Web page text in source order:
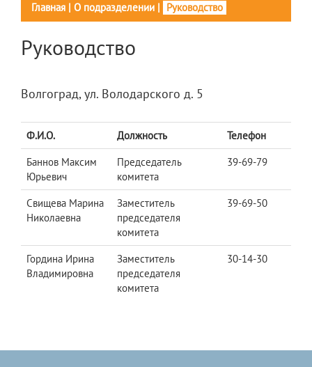
Главная | О подразделении | Руководство
Руководство
Волгоград, ул. Володарского д. 5
Ф.И.О. Должность
Телефон
Баннов Максим
Юрьевич
Председатель
комитета
39-69-79
Свищева Марина
Николаевна
Заместитель
председателя
комитета
39-69-50
Гордина Ирина
Владимировна
Заместитель
председателя
комитета
30-14-30